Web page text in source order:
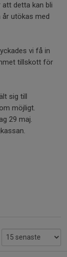
detta kan bli
utökas med
vi få in
tillskott för
sig till
möjligt.
29 maj.